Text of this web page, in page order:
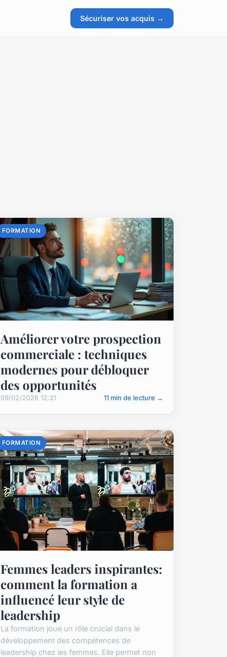
Sécuriser vos acquis →
FORMATION
Améliorer votre prospection
commerciale : techniques
modernes pour débloquer
des opportunités
09/02/2026 12:31 11 min de lecture →
FORMATION
Femmes leaders inspirantes:
comment la formation a
influencé leur style de
leadership
La formation joue un rôle crucial dans le
développement des compétences de
leadership chez les femmes. Elle permet non